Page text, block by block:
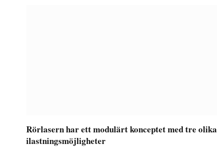
Rörlasern har ett modulärt konceptet med tre olika
ilastningsmöjligheter